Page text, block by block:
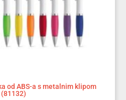
od ABS-a s metalnim klipom
(81132)